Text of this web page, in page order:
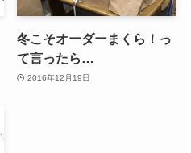
冬こそオーダーまくら！っ
て言ったら…
2016年12月19日